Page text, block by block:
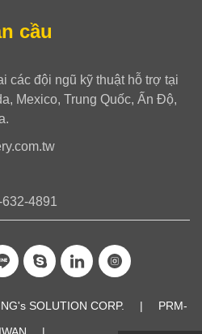
cầu
các đội ngũ kỹ thuật hỗ trợ tại
Mexico, Trung Quốc, Ấn Độ,
4891
SOLUTION CORP. | PRM-